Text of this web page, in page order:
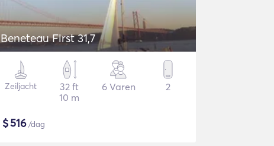
Beneteau First 31,7
Zeiljacht
32 ft
10 m
6 Varen 2
$516/dag